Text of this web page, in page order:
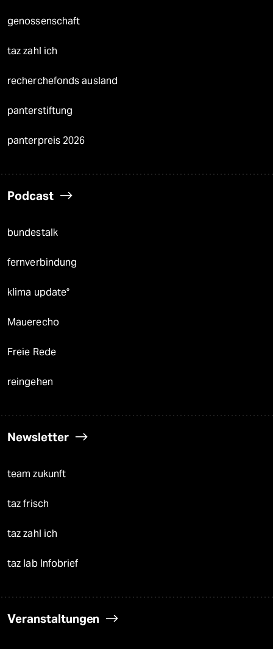
genossenschaft
taz zahl ich
recherchefonds ausland
panterstiftung
panterpreis 2026
Podcast
bundestalk
fernverbindung
klima update°
Mauerecho
Freie Rede
reingehen
Newsletter
team zukunft
taz frisch
taz zahl ich
taz lab Infobrief
Veranstaltungen